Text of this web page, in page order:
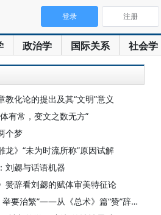
政治学 国际关系 社会学
登录 注册
教化论的提出及其“文明”意义
有常，变文之数无方”
个梦
龙》“未为时流所称”原因试解
刘勰与话语机器
赞辞看刘勰的赋体审美特征论
治繁”——从《总术》篇“赞”辞看刘勰的